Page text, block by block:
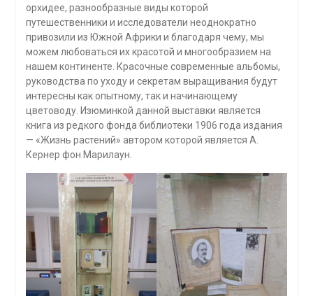
орхидее, разнообразные виды которой
путешественники и исследователи неоднократно
привозили из Южной Африки и благодаря чему, мы
можем любоваться их красотой и многообразием на
нашем континенте. Красочные современные альбомы,
руководства по уходу и секретам выращивания будут
интересны как опытному, так и начинающему
цветоводу. Изюминкой данной выставки является
книга из редкого фонда библиотеки 1906 года издания
— «Жизнь растений» автором которой является А.
Кернер фон Марилаун.